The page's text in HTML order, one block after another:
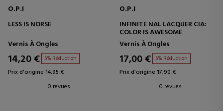
O.P.I
LESS IS NORSE
Vernis À Ongles
14,20 € 5% Réduction
Prix d'origine 14,95 €
0 revues
O.P.I
INFINITE NAL LACQUER CIA:
COLOR IS AWESOME
Vernis À Ongles
17,00 € 5% Réduction
Prix d'origine 17,90 €
0 revues